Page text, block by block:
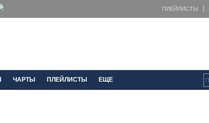
ПЛЕЙЛИСТЫ
ЧАРТЫ ПЛЕЙЛИСТЫ ЕЩЕ